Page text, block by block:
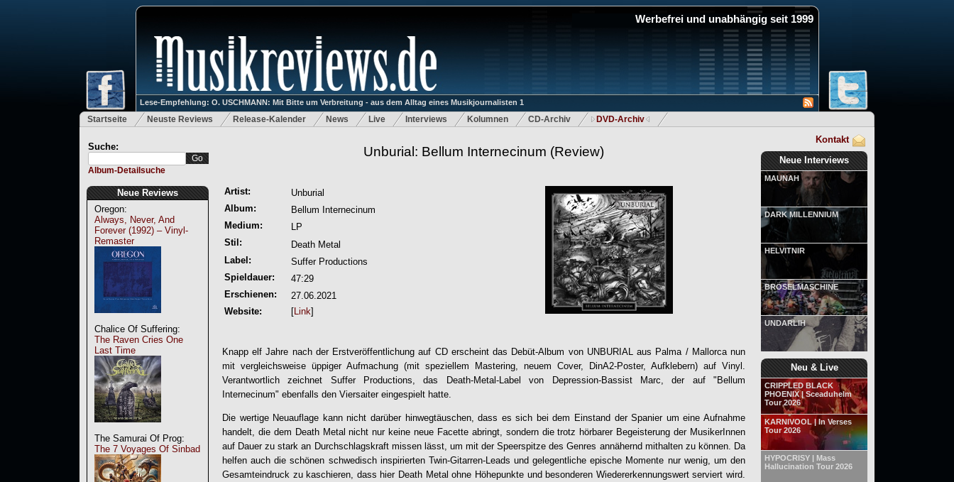
Werbefrei und unabhängig seit 1999
Lese-Empfehlung: O. USCHMANN: Mit Bitte um Verbreitung - aus dem Alltag eines Musikjournalisten 1
Startseite Neuste Reviews Release-Kalender News Live Interviews Kolumnen CD-Archiv DVD-Archiv
Suche:
Album-Detailsuche
Neue Reviews
Oregon:
Always, Never, And
Forever (1992) – Vinyl-
Remaster
Chalice Of Suffering:
The Raven Cries One
Last Time
The Samurai Of Prog:
The 7 Voyages Of Sinbad
Kontakt
Neue Interviews
MAUNAH
DARK MILLENNIUM
HELVITNIR
BRÖSELMASCHINE
UNDARLIH
Neu & Live
CRIPPLED BLACK
PHOENIX | Sceaduhelm
Tour 2026
KARNIVOOL | In Verses
Tour 2026
HYPOCRISY | Mass
Hallucination Tour 2026
Unburial: Bellum Internecinum (Review)
Artist:
Unburial
Album:
Bellum Internecinum
Medium:
LP
Stil:
Death Metal
Label:
Suffer Productions
Spieldauer:
47:29
Erschienen:
27.06.2021
Website:
[Link]
Knapp elf Jahre nach der Erstveröffentlichung auf CD erscheint das Debüt-Album von UNBURIAL aus Palma / Mallorca nun
mit vergleichsweise üppiger Aufmachung (mit speziellem Mastering, neuem Cover, DinA2-Poster, Aufklebern) auf Vinyl.
Verantwortlich zeichnet Suffer Productions, das Death-Metal-Label von Depression-Bassist Marc, der auf "Bellum
Internecinum" ebenfalls den Viersaiter eingespielt hatte.
Die wertige Neuauflage kann nicht darüber hinwegtäuschen, dass es sich bei dem Einstand der Spanier um eine Aufnahme
handelt, die dem Death Metal nicht nur keine neue Facette abringt, sondern die trotz hörbarer Begeisterung der MusikerInnen
auf Dauer zu stark an Durchschlagskraft missen lässt, um mit der Speerspitze des Genres annähernd mithalten zu können. Da
helfen auch die schönen schwedisch inspirierten Twin-Gitarren-Leads und gelegentliche epische Momente nur wenig, um den
Gesamteindruck zu kaschieren, dass hier Death Metal ohne Höhepunkte und besonderen Wiedererkennungswert serviert wird.